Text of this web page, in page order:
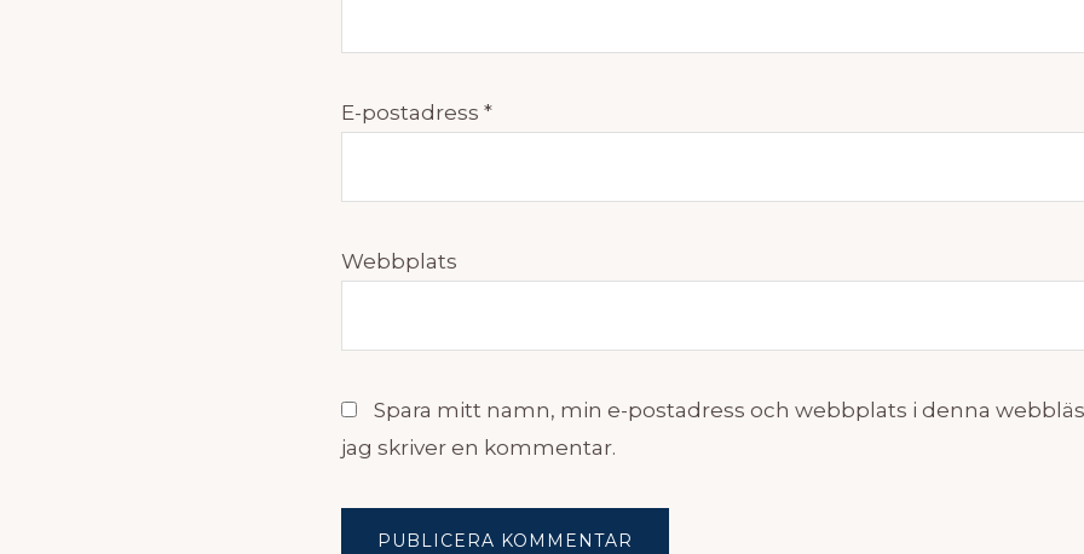
E-postadress *
Webbplats
Spara mitt namn, min e-postadress och webbplats i denna
jag skriver en kommentar.